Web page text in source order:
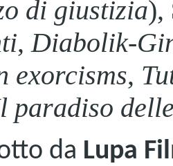
di giustizia),
, Diabolik-
exorcisms,
paradiso
da Lupa